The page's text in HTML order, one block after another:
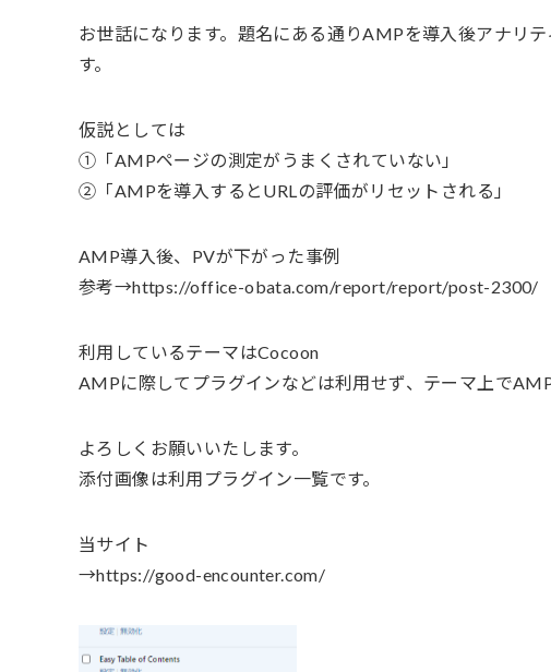
お世話になります。題名にある通りAMPを導入後アナリ
す。
仮説としては
①「AMPページの測定がうまくされていない」
②「AMPを導入するとURLの評価がリセットされる」
AMP導入後、PVが下がった事例
参考→https://office-obata.com/report/report/post-2300/
利用しているテーマはCocoon
AMPに際してプラグインなどは利用せず、テーマ上で
よろしくお願いいたします。
添付画像は利用プラグイン一覧です。
当サイト
→https://good-encounter.com/